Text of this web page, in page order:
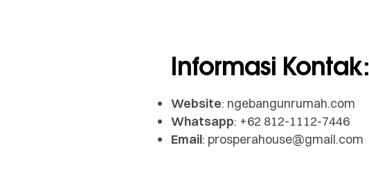
Informasi Kontak:
Website: ngebangunrumah.com
Whatsapp: +62 812-1112-7446
Email: prosperahouse@gmail.com